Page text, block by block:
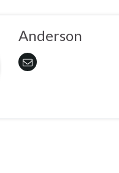
Anderson